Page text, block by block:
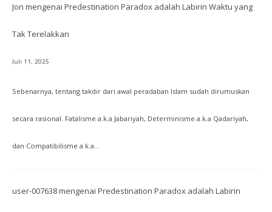
Jon mengenai Predestination Paradox adalah Labirin Waktu yang
Tak Terelakkan
Juli 11, 2025
Sebenarnya, tentang takdir dari awal peradaban Islam sudah dirumuskan
secara rasional. Fatalisme a.k.a Jabariyah, Determinisme a.k.a Qadariyah,
dan Compatibilisme a.k.a…
user-007638mengenai Predestination Paradox adalah Labirin